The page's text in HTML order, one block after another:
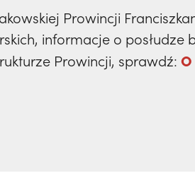
Prowincji
informacje o posłudze
Prowincji, sprawdź:O